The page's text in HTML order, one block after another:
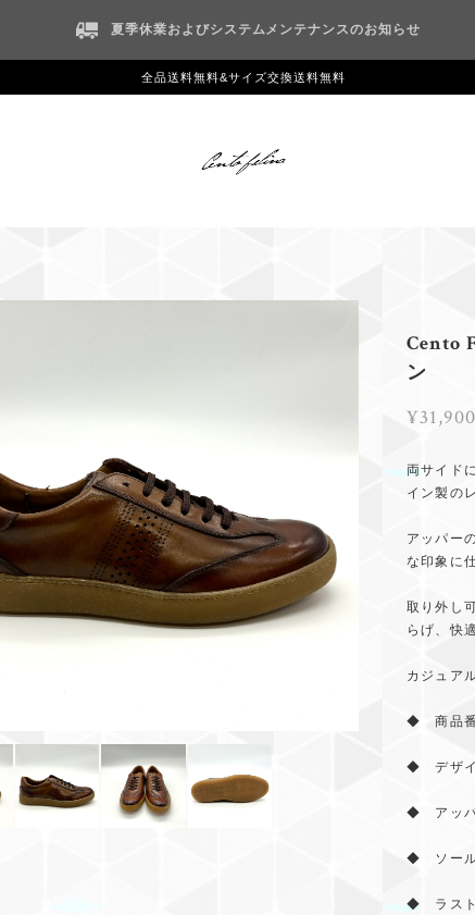
夏季休業およびシステムメンテナンスのお知らせ
全品送料無料&サイズ交換送料無料
Cento
ン
¥31,900
両サイド
イン製の
アッパー
な印象に
取り外し
らげ、快
カジュア
◆ 商品番
◆ デザイ
◆ アッパ
◆ ソール
◆ ラスト